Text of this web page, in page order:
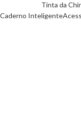
Tinta da
Caderno Inteligente